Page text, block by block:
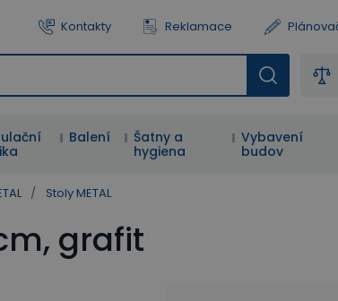
Kontakty Reklamace
Balení
Šatny a
hygiena
Vybavení
budov
/ Stoly METAL
grafit